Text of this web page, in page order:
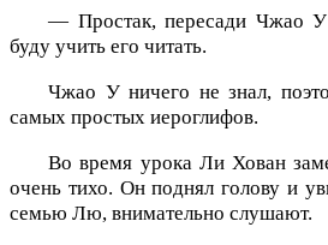
— Простак, пересади Чжао
буду учить его читать.
Чжао У ничего не знал,
самых простых иероглифов.
Во время урока Ли Хован
очень тихо. Он поднял голову и
семью Лю, внимательно слушают.